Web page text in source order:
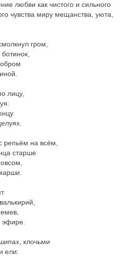
любви как чистого и сильного
чувства миру мещанства, уюта,
гром,
лицу,
репьём на всём,
старше
эфире.
клочьми
ели: